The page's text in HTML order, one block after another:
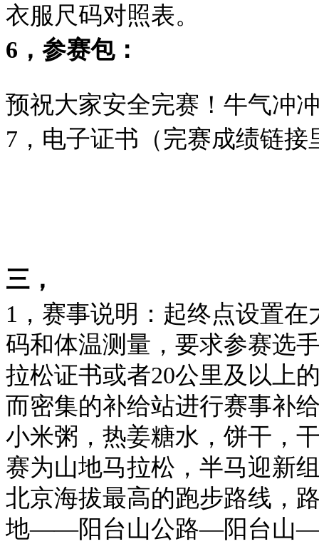
衣服尺码对照表。
6，参赛包：
预祝大家安全完赛！牛气冲
7，电子证书（完赛成绩链接
三，
1，赛事说明：起终点设置
码和体温测量，要求参赛选
拉松证书或者20公里及以上
而密集的补给站进行赛事补
小米粥，热姜糖水，饼干，
赛为山地马拉松，半马迎新
北京海拔最高的跑步路线
地——阳台山公路—阳台